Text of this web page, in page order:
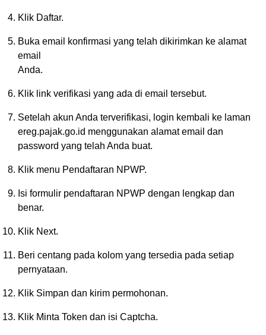
Klik Daftar.
Buka email konfirmasi yang telah dikirimkan ke alamat
email
Anda.
Klik link verifikasi yang ada di email tersebut.
Setelah akun Anda terverifikasi, login kembali ke laman
ereg.pajak.go.id menggunakan alamat email dan
password yang telah Anda buat.
Klik menu Pendaftaran NPWP.
Isi formulir pendaftaran NPWP dengan lengkap dan
benar.
Klik Next.
Beri centang pada kolom yang tersedia pada setiap
pernyataan.
Klik Simpan dan kirim permohonan.
Klik Minta Token dan isi Captcha.